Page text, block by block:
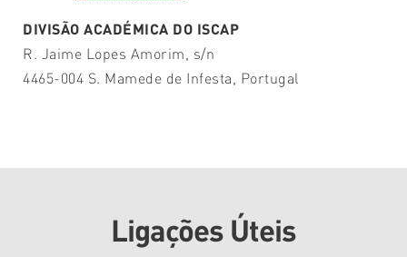
DIVISÃO ACADÉMICA DO ISCAP
R. Jaime Lopes Amorim, s/n
4465-004 S. Mamede de Infesta, Portugal
Ligações Úteis